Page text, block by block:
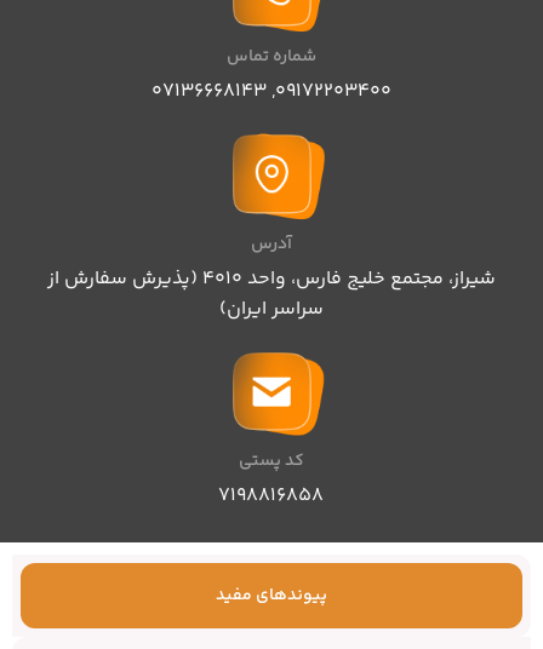
شماره تماس
09172203400
,
07136668143
آدرس
شیراز، مجتمع خلیج فارس، واحد ۴۰۱۰ (پذیرش سفارش از
سراسر ایران)
کد پستی
۷۱۹۸۸۱۶۸۵۸
پیوندهای مفید